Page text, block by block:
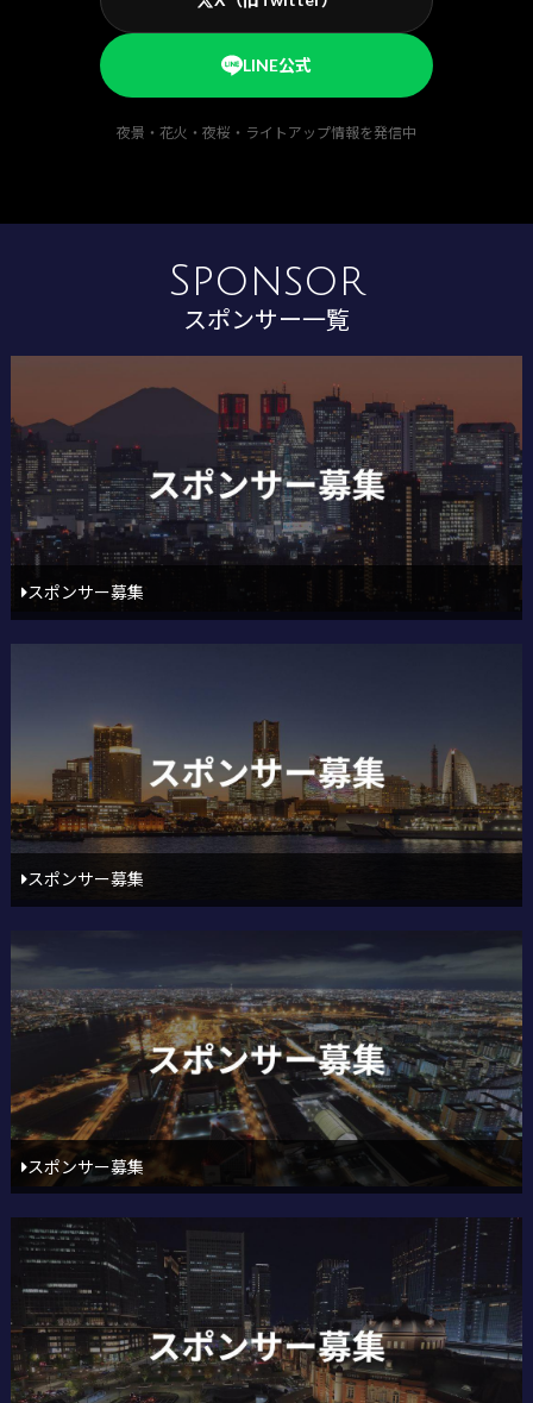
LINE公式
夜景・花火・夜桜・ライトアップ情報を発信中
Sponsor
スポンサー一覧
スポンサー募集
スポンサー募集
スポンサー募集